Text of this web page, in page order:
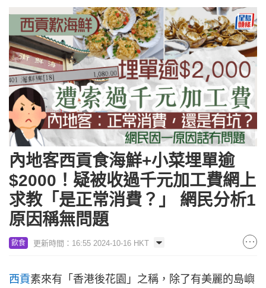
內地客西貢食海鮮+小菜埋單逾
$2000！疑被收過千元加工費網上
求教「是正常消費？」 網民分析1
原因稱無問題
飲食 更新時間：16:55 2024-10-16 HKT
西貢素來有「香港後花園」之稱，除了有美麗的島嶼